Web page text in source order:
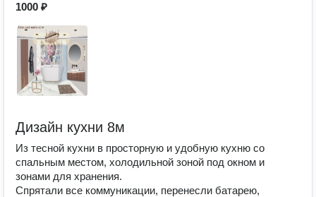
1000 ₽
Дизайн кухни 8м
Из тесной кухни в просторную и удобную кухню со
спальным местом, холодильной зоной под окном и
зонами для хранения.
Спрятали все коммуникации, перенесли батарею,